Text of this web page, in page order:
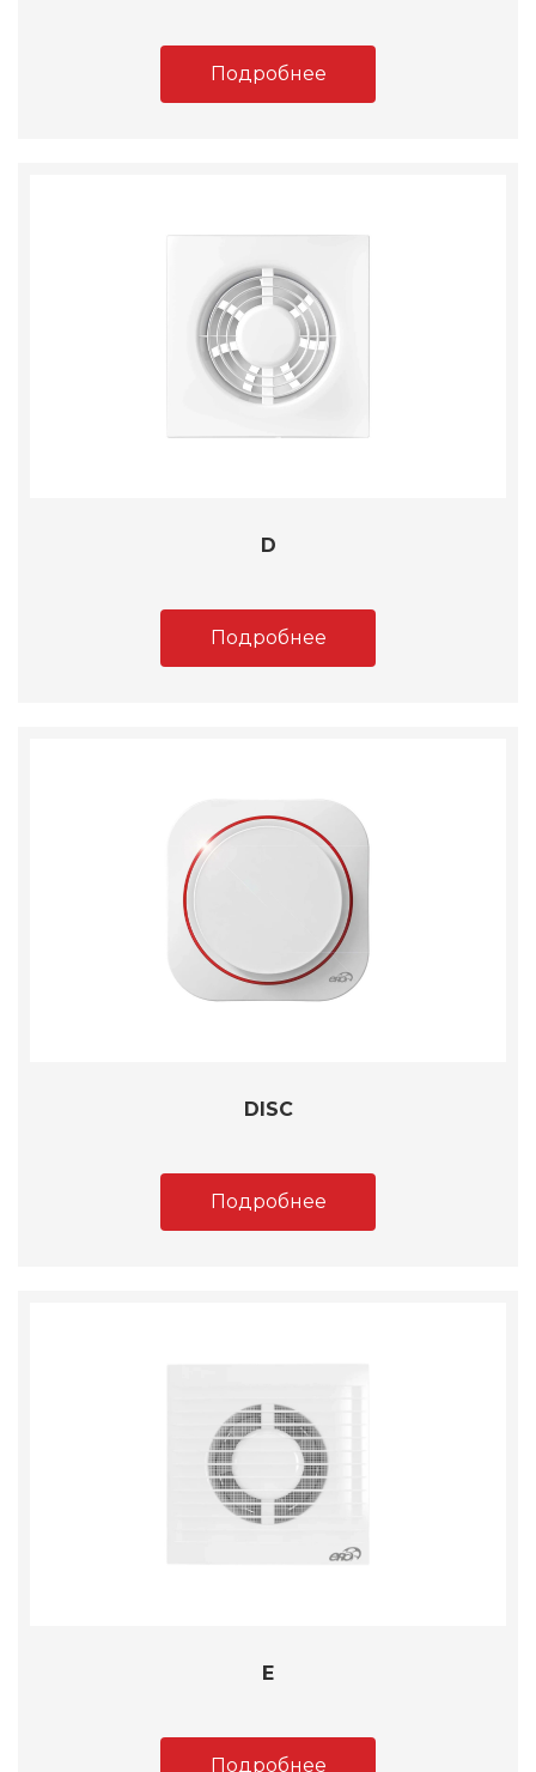
Подробнее
D
Подробнее
DISC
Подробнее
E
Подробнее